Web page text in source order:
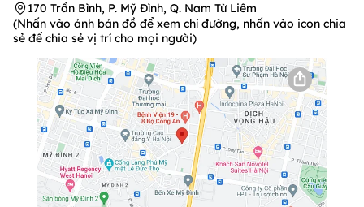
170 Trần Bình, P. Mỹ Đình, Q. Nam Từ Liêm
(Nhấn vào ảnh bản đồ để xem chỉ đường, nhấn vào icon chia
sẻ để chia sẻ vị trí cho mọi người)